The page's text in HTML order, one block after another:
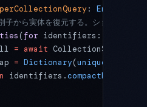
:
から実体を復元する。ショートカッ
(for identifiers: [
= await
= Dictionary(
identifiers.compactMap